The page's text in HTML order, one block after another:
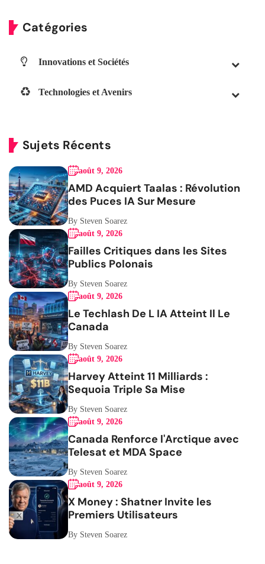
Catégories
Innovations et Sociétés
Technologies et Avenirs
Sujets Récents
août 9, 2026
AMD Acquiert Taalas : Révolution
des Puces IA Sur Mesure
By Steven Soarez
août 9, 2026
Failles Critiques dans les Sites
Publics Polonais
By Steven Soarez
août 9, 2026
Le Techlash De L IA Atteint Il Le
Canada
By Steven Soarez
août 9, 2026
Harvey Atteint 11 Milliards :
Sequoia Triple Sa Mise
By Steven Soarez
août 9, 2026
Canada Renforce l'Arctique avec
Telesat et MDA Space
By Steven Soarez
août 9, 2026
X Money : Shatner Invite les
Premiers Utilisateurs
By Steven Soarez